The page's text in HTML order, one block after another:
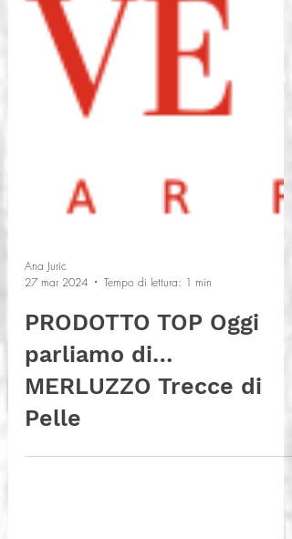
27 mar 2024
Tempo di lettura: 1 min
PRODOTTO TOP Oggi
parliamo di…
MERLUZZO Trecce di
Pelle